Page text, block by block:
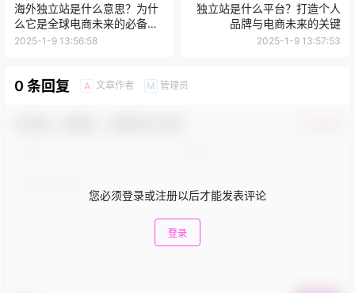
海外独立站是什么意思？为什
么它是全球电商未来的必备趋
势？
2025-1-9 13:56:58
独立站是什么平台？打造个人
品牌与电商未来的关键
2025-1-9 13:57:53
0 条回复 A 文章作者 M 管理员
您必须登录或注册以后才能发表评论
登录